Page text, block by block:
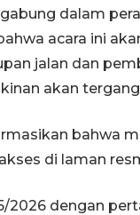
dalam
acara ini
jalan dan
akan
bahwa
di laman
2026 dengan